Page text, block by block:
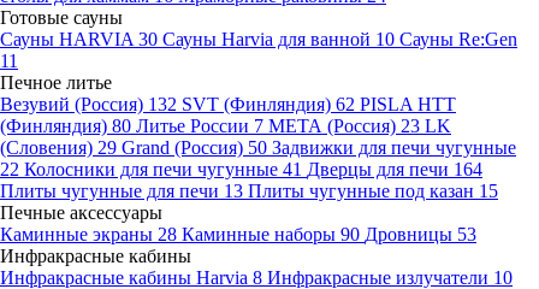
Готовые сауны
Сауны HARVIA 30 Сауны Harvia для ванной 10 Сауны Re:Gen
11
Печное литье
Везувий (Россия) 132 SVT (Финляндия) 62 PISLA HTT
(Финляндия) 80 Литье России 7 МЕТА (Россия) 23 LK
(Словения) 29 Grand (Россия) 50 Задвижки для печи чугунные
22 Колосники для печи чугунные 41 Дверцы для печи 164
Плиты чугунные для печи 13 Плиты чугунные под казан 15
Печные аксессуары
Каминные экраны 28 Каминные наборы 90 Дровницы 53
Инфракрасные кабины
Инфракрасные кабины Harvia 8 Инфракрасные излучатели 10